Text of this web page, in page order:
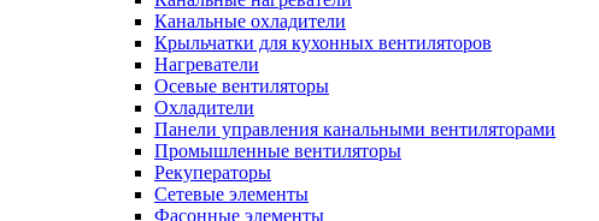
Канальные охладители
Крыльчатки для кухонных вентиляторов
Нагреватели
Осевые вентиляторы
Охладители
Панели управления канальными вентиляторами
Промышленные вентиляторы
Рекуператоры
Сетевые элементы
Фасонные элементы